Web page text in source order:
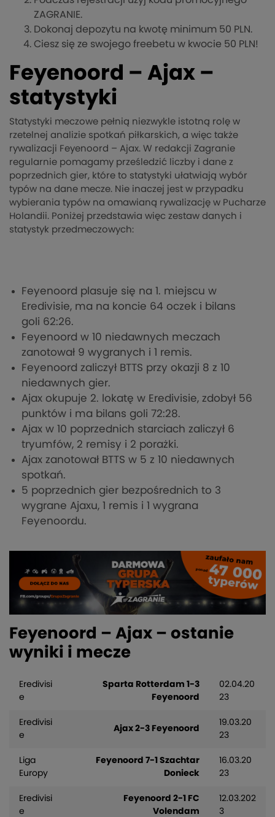
ZAGRANIE.
Dokonaj depozytu na kwotę minimum 50 PLN.
Ciesz się ze swojego freebetu w kwocie 50 PLN!
Feyenoord – Ajax –
statystyki
Statystyki meczowe pełnią niezwykle istotną rolę w
rzetelnej analizie spotkań piłkarskich, a więc także
rywalizacji Feyenoord – Ajax. W redakcji Zagranie
regularnie pomagamy prześledzić liczby i dane z
poprzednich gier, które to statystyki ułatwiają wybór
typów na dane mecze. Nie inaczej jest w przypadku
wybierania typów na omawianą rywalizację w Pucharze
Holandii. Poniżej przedstawia więc zestaw danych i
statystyk przedmeczowych:
Feyenoord plasuje się na 1. miejscu w
Eredivisie, ma na koncie 64 oczek i bilans
goli 62:26.
Feyenoord w 10 niedawnych meczach
zanotował 9 wygranych i 1 remis.
Feyenoord zaliczył BTTS przy okazji 8 z 10
niedawnych gier.
Ajax okupuje 2. lokatę w Eredivisie, zdobył 56
punktów i ma bilans goli 72:28.
Ajax w 10 poprzednich starciach zaliczył 6
tryumfów, 2 remisy i 2 porażki.
Ajax zanotował BTTS w 5 z 10 niedawnych
spotkań.
5 poprzednich gier bezpośrednich to 3
wygrane Ajaxu, 1 remis i 1 wygrana
Feyenoordu.
Feyenoord – Ajax – ostanie
wyniki i mecze
Eredivisi
e
Sparta Rotterdam 1-3
Feyenoord
02.04.20
23
Eredivisi
e
Ajax 2-3 Feyenoord
19.03.20
23
Liga
Europy
Feyenoord 7-1 Szachtar
Donieck
16.03.20
23
Eredivisi
e
Feyenoord 2-1 FC
Volendam
12.03.202
3